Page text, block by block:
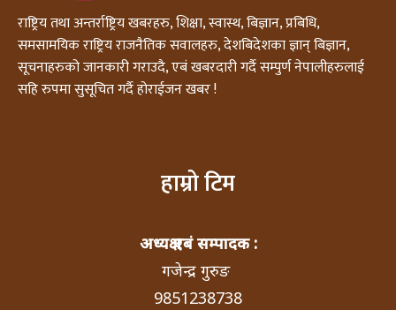
राष्ट्रिय तथा अन्तर्राष्ट्रिय खबरहरु, शिक्षा, स्वास्थ, बिज्ञान, प्रबिधि,
समसामयिक राष्ट्रिय राजनैतिक सवालहरु, देशबिदेशका ज्ञान् बिज्ञान,
सूचनाहरुको जानकारी गराउदै, एबं खबरदारी गर्दै सम्पुर्ण नेपालीहरुलाई
सहि रुपमा सुसूचित गर्दै होराईजन खबर !
हाम्रो टिम
अध्यक्ष एबं सम्पादक :
गजेन्द्र गुरुङ
9851238738